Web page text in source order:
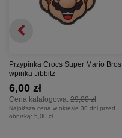
Przypinka Crocs Super Mario Bros
wpinka Jibbitz
Cena katalogowa: 29,00 zł
6,00 zł
Najniższa cena w okresie 30 dni przed
obniżką: 5,00 zł